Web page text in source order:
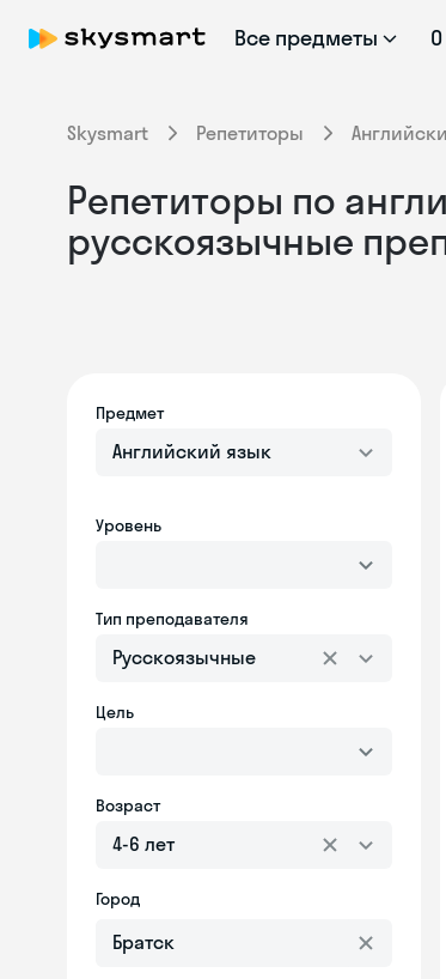
Все предметы
Skysmart Репетиторы
Репетиторы по
русскоязычные
Предмет
Английский язык
Уровень
Тип преподавателя
Русскоязычные
Цель
Возраст
4-6 лет
Город